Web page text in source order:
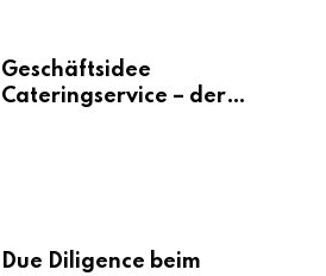
Geschäftsidee
Cateringservice – der
Due Diligence beim